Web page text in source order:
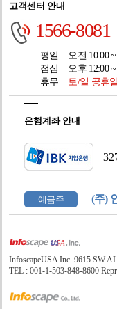
고객센터 안내
1566-8081
평일
오전 10:00
점심
오후 12:00
휴무
토/일 공휴
은행계좌 안내
예금주 (주)
InfoscapeUSA Inc. 9615 SW
TEL : 001-1-503-848-8600